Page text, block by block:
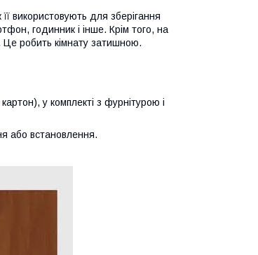
використовують для зберігання
годинник і інше. Крім того, на
Це робить кімнату затишною.
у комплекті з фурнітурою і
або встановлення.